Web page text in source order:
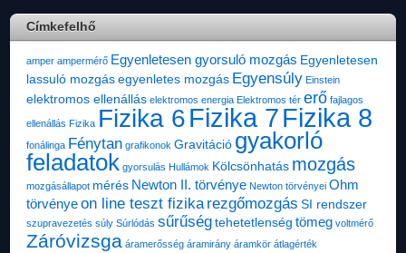
Címkefelhő
amper ampermérő Egyenletesen gyorsuló mozgás Egyenletesen
lassuló mozgás egyenletes mozgás Egyensúly Einstein
elektromos ellenállás elektromos energia Elektromos tér erő fajlagos
ellenállás Fizika Fizika 6Fizika 7Fizika 8
fonálinga Fénytan grafikonok Gravitáció gyakorló
feladatok gyorsulás Hullámok Kölcsönhatás mozgás
mozgásállapot mérés Newton II. törvénye Newton törvényei Ohm
törvényeon line teszt fizikarezgőmozgás SI rendszer
szupravezetés súly Súrlódás sűrűség tehetetlenség tömeg voltmérő
Záróvizsga áramerősség áramirány áramkör átlagérték